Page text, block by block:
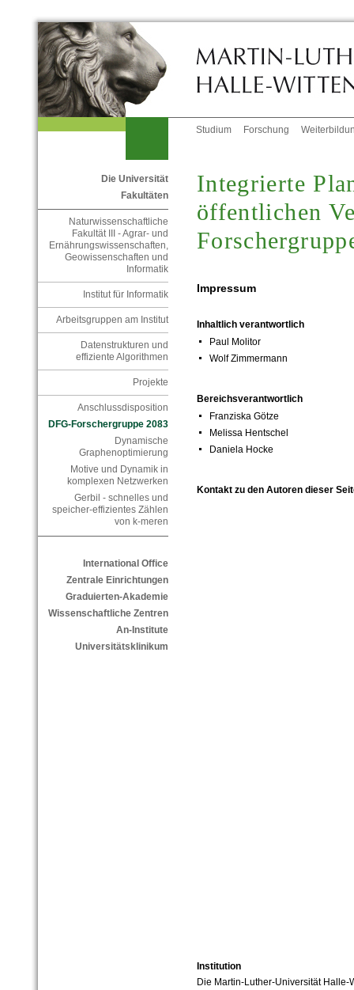
Studium Forschung
Die Universität
Fakultäten
Naturwissenschaftliche
Fakultät III - Agrar- und
Ernährungswissenschaften,
Geowissenschaften und
Informatik
Institut für Informatik
Arbeitsgruppen am Institut
Datenstrukturen und
effiziente Algorithmen
Projekte
Anschlussdisposition
DFG-Forschergruppe 2083
Dynamische
Graphenoptimierung
Motive und Dynamik in
komplexen Netzwerken
Gerbil - schnelles und
speicher-effizientes Zählen
von k-meren
International Office
Zentrale Einrichtungen
Graduierten-Akademie
Wissenschaftliche Zentren
An-Institute
Universitätsklinikum
Integrierte
öffentlichen
Impressum
Inhaltlich verantwortlich
Paul Molitor
Wolf Zimmermann
Bereichsverantwortlich
Franziska Götze
Melissa Hentschel
Daniela Hocke
Kontakt zu den Autoren dieser
Institution
Die Martin-Luther-Universität